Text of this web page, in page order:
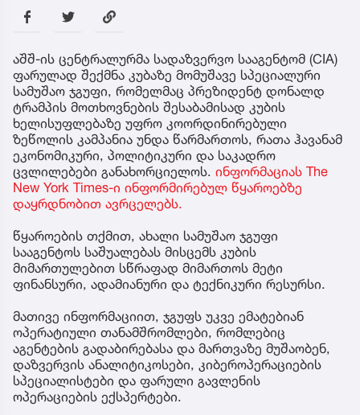
აშშ-ის ცენტრალურმა სადაზვერვო სააგენტომ (CIA)
ფარულად შექმნა კუბაზე მომუშავე სპეციალური
სამუშაო ჯგუფი, რომელმაც პრეზიდენტ დონალდ
ტრამპის მოთხოვნების შესაბამისად კუბის
ხელისუფლებაზე უფრო კოორდინირებული
ზეწოლის კამპანია უნდა წარმართოს, რათა ჰავანამ
ეკონომიკური, პოლიტიკური და საკადრო
ცვლილებები განახორციელოს. ინფორმაციას The
New York Times-ი ინფორმირებულ წყაროებზე
დაყრდნობით ავრცელებს.
წყაროების თქმით, ახალი სამუშაო ჯგუფი
სააგენტოს საშუალებას მისცემს კუბის
მიმართულებით სწრაფად მიმართოს მეტი
ფინანსური, ადამიანური და ტექნიკური რესურსი.
მათივე ინფორმაციით, ჯგუფს უკვე ემატებიან
ოპერატიული თანამშრომლები, რომლებიც
აგენტების გადაბირებასა და მართვაზე მუშაობენ,
დაზვერვის ანალიტიკოსები, კიბეროპერაციების
სპეციალისტები და ფარული გავლენის
ოპერაციების ექსპერტები.